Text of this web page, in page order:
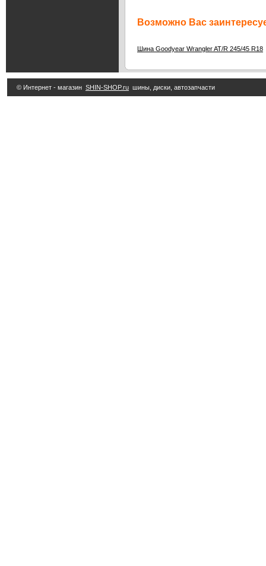
Возможно Вас
Шина Goodyear Wrangler AT/R 245/45 R18
© Интернет - магазин SHIN-SHOP.ru шины, диски, автозапчасти